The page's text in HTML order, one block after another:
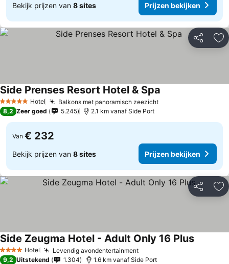
Bekijk prijzen van 8 sites Prijzen bekijken
Delen
5 Sterren Hotel Balkons met panoramisch zeezicht
Side Prenses Resort Hotel & Spa
8,2 Zeer goed 5.245 2.1 km vanaf Side Port
Van € 232
Bekijk prijzen van 8 sites Prijzen bekijken
Delen
4 SterrenHotel Levendig avondentertainment
Side Zeugma Hotel - Adult Only 16 Plus
9,2 Uitstekend 1.304 1.6 km vanaf Side Port